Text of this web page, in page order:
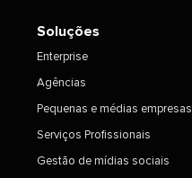
Soluções​​
Enterprise​​
Agências​​
Pequenas e médias empresas​​
Serviços Profissionais​​
Gestão de mídias sociais​​